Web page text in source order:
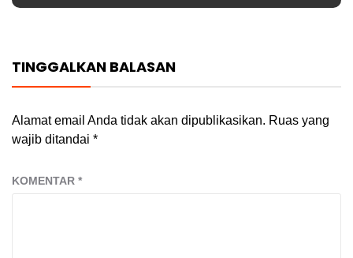
TINGGALKAN BALASAN
Alamat email Anda tidak akan dipublikasikan. Ruas yang
wajib ditandai *
KOMENTAR *